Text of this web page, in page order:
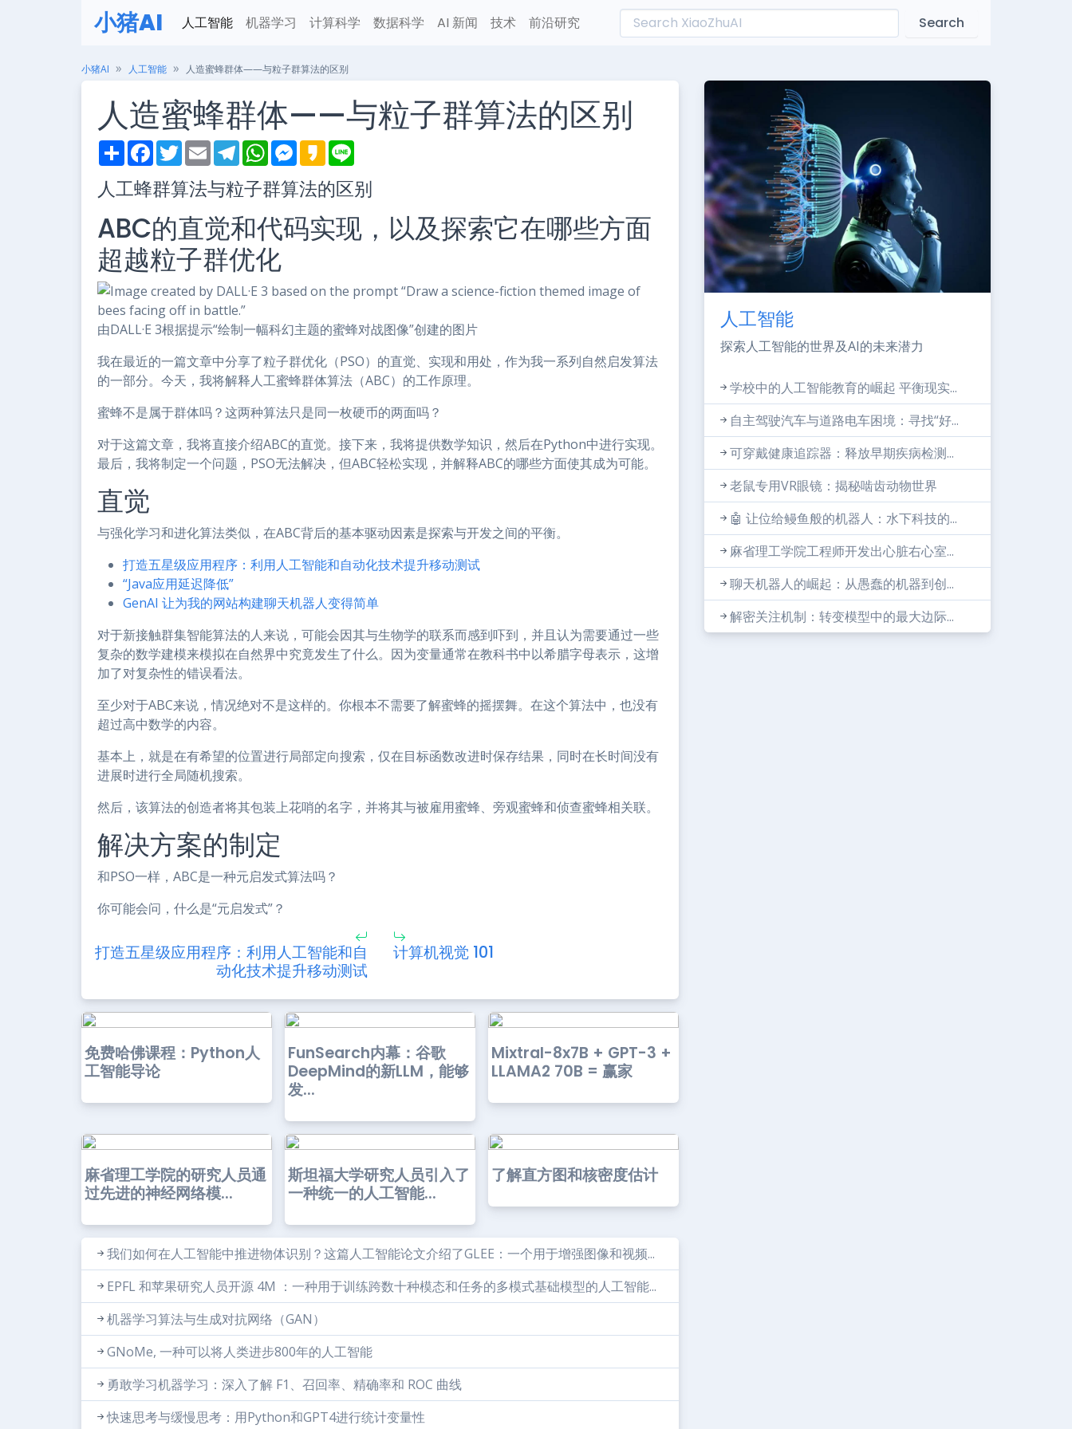
小猪AI 人工智能 机器学习 计算科学 数据科学 AI 新闻 技术 前沿研究 Search
小猪AI 人工智能 人造蜜蜂群体——与粒子群算法的区别
人造蜜蜂群体——与粒子群算法的区别
S
h
r
e
F
a
e
b
o
k
T
w
t
t
r
E
m
i
l
T
e
e
g
a
m
W
h
t
s
p
p
M
e
s
e
g
e
K
a
a
o
e
人工蜂群算法与粒子群算法的区别
ABC的直觉和代码实现，以及探索它在哪些方面
超越粒子群优化
由DALL·E 3根据提示“绘制一幅科幻主题的蜜蜂对战图像”创建的图片
我在最近的一篇文章中分享了粒子群优化（PSO）的直觉、实现和用处，作为我一系列自然启发算法
的一部分。今天，我将解释人工蜜蜂群体算法（ABC）的工作原理。
蜜蜂不是属于群体吗？这两种算法只是同一枚硬币的两面吗？
对于这篇文章，我将直接介绍ABC的直觉。接下来，我将提供数学知识，然后在Python中进行实现。
最后，我将制定一个问题，PSO无法解决，但ABC轻松实现，并解释ABC的哪些方面使其成为可能。
直觉
与强化学习和进化算法类似，在ABC背后的基本驱动因素是探索与开发之间的平衡。
打造五星级应用程序：利用人工智能和自动化技术提升移动测试
“Java应用延迟降低”
GenAI 让为我的网站构建聊天机器人变得简单
对于新接触群集智能算法的人来说，可能会因其与生物学的联系而感到吓到，并且认为需要通过一些
复杂的数学建模来模拟在自然界中究竟发生了什么。因为变量通常在教科书中以希腊字母表示，这增
加了对复杂性的错误看法。
至少对于ABC来说，情况绝对不是这样的。你根本不需要了解蜜蜂的摇摆舞。在这个算法中，也没有
超过高中数学的内容。
基本上，就是在有希望的位置进行局部定向搜索，仅在目标函数改进时保存结果，同时在长时间没有
进展时进行全局随机搜索。
然后，该算法的创造者将其包装上花哨的名字，并将其与被雇用蜜蜂、旁观蜜蜂和侦查蜜蜂相关联。
解决方案的制定
和PSO一样，ABC是一种元启发式算法吗？
你可能会问，什么是“元启发式”？
打造五星级应用程序：利用人工智能和自
动化技术提升移动测试
计算机视觉 101
免费哈佛课程：Python人
工智能导论
FunSearch内幕：谷歌
DeepMind的新LLM，能够
发...
Mixtral-8x7B + GPT-3 +
LLAMA2 70B = 赢家
麻省理工学院的研究人员通
过先进的神经网络模...
斯坦福大学研究人员引入了
一种统一的人工智能...
了解直方图和核密度估计
我们如何在人工智能中推进物体识别？这篇人工智能论文介绍了GLEE：一个用于增强图像和视频...
EPFL 和苹果研究人员开源 4M ：一种用于训练跨数十种模态和任务的多模式基础模型的人工智能...
机器学习算法与生成对抗网络（GAN）
GNoMe, 一种可以将人类进步800年的人工智能
勇敢学习机器学习：深入了解 F1、召回率、精确率和 ROC 曲线
快速思考与缓慢思考：用Python和GPT4进行统计变量性
人工智能
探索人工智能的世界及AI的未来潜力
学校中的人工智能教育的崛起 平衡现实...
自主驾驶汽车与道路电车困境：寻找“好...
可穿戴健康追踪器：释放早期疾病检测...
老鼠专用VR眼镜：揭秘啮齿动物世界
🤖 让位给鳗鱼般的机器人：水下科技的...
麻省理工学院工程师开发出心脏右心室...
聊天机器人的崛起：从愚蠢的机器到创...
解密关注机制：转变模型中的最大边际...